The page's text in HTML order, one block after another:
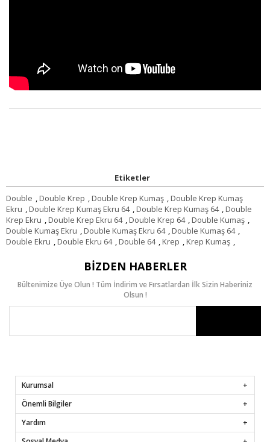
Etiketler
Double ,Double Krep ,Double Krep Kumaş ,Double Krep Kumaş
Ekru ,Double Krep Kumaş Ekru 64 ,Double Krep Kumaş 64 ,Double
Krep Ekru ,Double Krep Ekru 64 ,Double Krep 64 ,Double Kumaş ,
Double Kumaş Ekru ,Double Kumaş Ekru 64 ,Double Kumaş 64 ,
Double Ekru ,Double Ekru 64 ,Double 64 ,Krep ,Krep Kumaş ,
BIZDEN HABERLER
Bültenimize Üye Olun ! Tüm İndirim ve Fırsatlardan İlk Sizin Haberiniz
Olsun !
Kurumsal
Önemli Bilgiler
Yardım